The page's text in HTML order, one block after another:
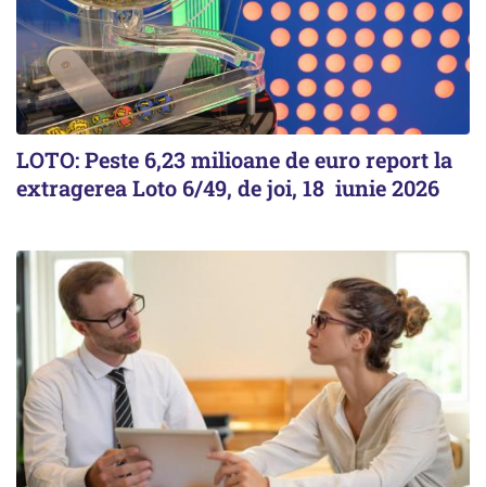
LOTO: Peste 6,23 milioane de euro report la
extragerea Loto 6/49, de joi, 18 iunie 2026